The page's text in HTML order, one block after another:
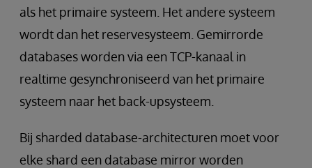
als het primaire systeem. Het andere systeem
wordt dan het reservesysteem. Gemirrorde
databases worden via een TCP-kanaal in
realtime gesynchroniseerd van het primaire
systeem naar het back-upsysteem.
Bij sharded database-architecturen moet voor
elke shard een database mirror worden